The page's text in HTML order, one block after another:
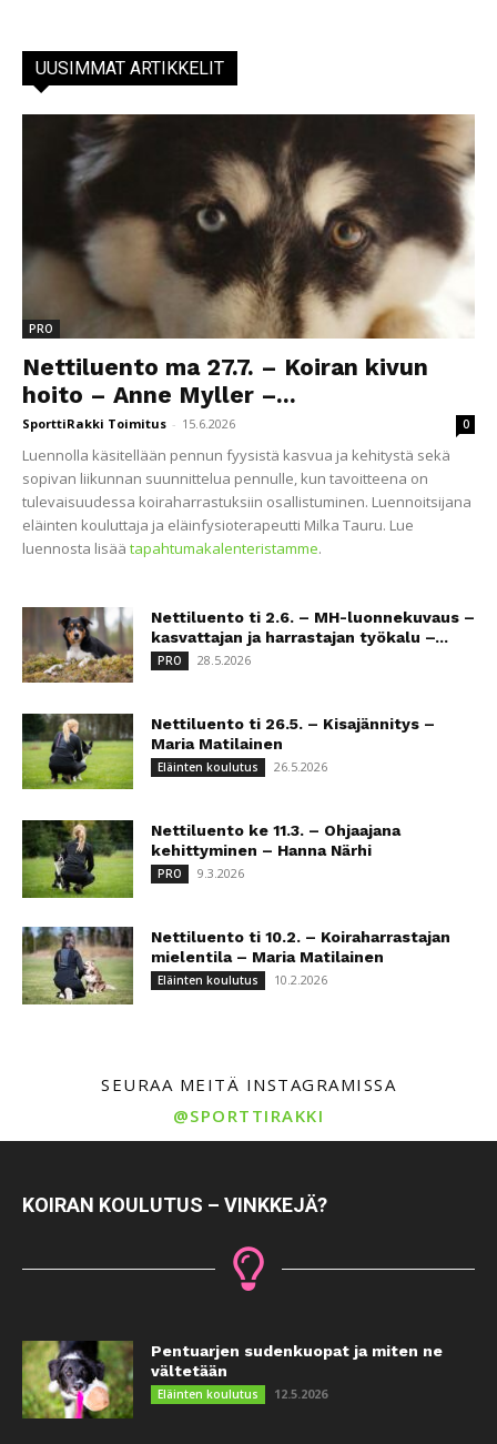
UUSIMMAT ARTIKKELIT
PRO
Nettiluento ma 27.7. – Koiran kivun
hoito – Anne Myller –...
SporttiRakki Toimitus - 15.6.2026 0
Luennolla käsitellään pennun fyysistä kasvua ja kehitystä sekä
sopivan liikunnan suunnittelua pennulle, kun tavoitteena on
tulevaisuudessa koiraharrastuksiin osallistuminen. Luennoitsijana
eläinten kouluttaja ja eläinfysioterapeutti Milka Tauru. Lue
luennosta lisää tapahtumakalenteristamme.
Nettiluento ti 2.6. – MH-luonnekuvaus –
kasvattajan ja harrastajan työkalu –...
PRO 28.5.2026
Nettiluento ti 26.5. – Kisajännitys –
Maria Matilainen
Eläinten koulutus 26.5.2026
Nettiluento ke 11.3. – Ohjaajana
kehittyminen – Hanna Närhi
PRO 9.3.2026
Nettiluento ti 10.2. – Koiraharrastajan
mielentila – Maria Matilainen
Eläinten koulutus 10.2.2026
SEURAA MEITÄ INSTAGRAMISSA
@SPORTTIRAKKI
KOIRAN KOULUTUS – VINKKEJÄ?
Pentuarjen sudenkuopat ja miten ne
vältetään
Eläinten koulutus 12.5.2026